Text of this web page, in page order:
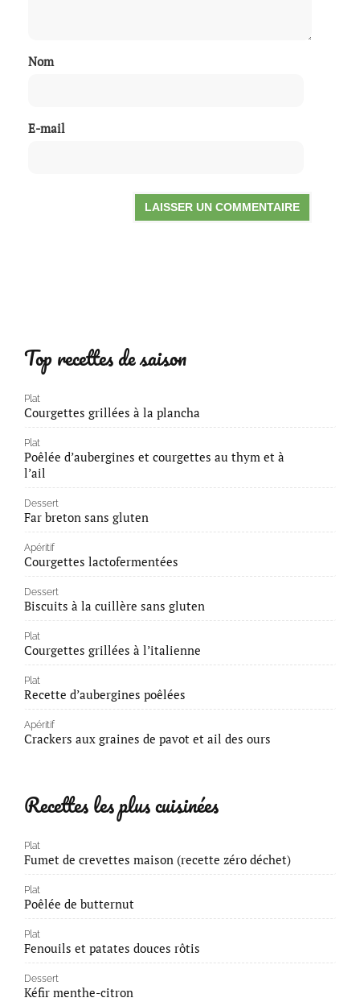
Nom
E-mail
Top recettes de saison
Plat
Courgettes grillées à la plancha
Plat
Poêlée d’aubergines et courgettes au thym et à
l’ail
Dessert
Far breton sans gluten
Apéritif
Courgettes lactofermentées
Dessert
Biscuits à la cuillère sans gluten
Plat
Courgettes grillées à l’italienne
Plat
Recette d’aubergines poêlées
Apéritif
Crackers aux graines de pavot et ail des ours
Recettes les plus cuisinées
Plat
Fumet de crevettes maison (recette zéro déchet)
Plat
Poêlée de butternut
Plat
Fenouils et patates douces rôtis
Dessert
Kéfir menthe-citron